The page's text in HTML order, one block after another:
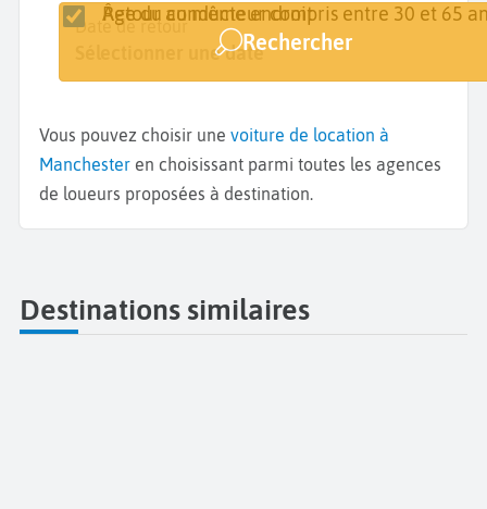
Lieu de retrait
Date de retrait
Sélectionner une date
Date de retour
Sélectionner une date
Retour au même endroit
Âge du conducteur compris entre 30 et 65
Rechercher
Vous pouvez choisir une voiture de location à
Manchester en choisissant parmi toutes les agences
de loueurs proposées à destination.
Destinations similaires